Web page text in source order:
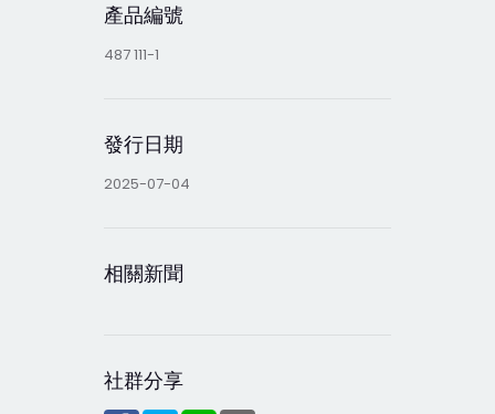
產品編號
487 111-1
發行日期
2025-07-04
相關新聞
社群分享